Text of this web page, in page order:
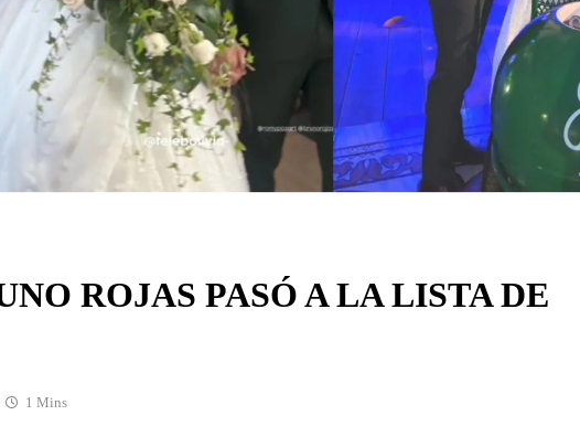
ROJAS PASÓ A LA LISTA DE
1 Mins